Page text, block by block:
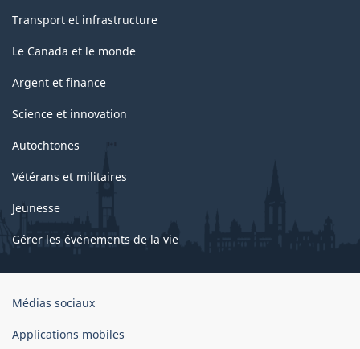
Transport et infrastructure
Le Canada et le monde
Argent et finance
Science et innovation
Autochtones
Vétérans et militaires
Jeunesse
Gérer les événements de la vie
Organisation
gouvernement
Médias sociaux
Applications mobiles